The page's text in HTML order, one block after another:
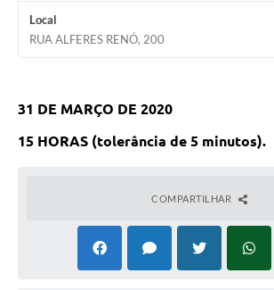
Local
RUA ALFERES RENÓ, 200
31 DE MARÇO DE 2020
15 HORAS (tolerância de 5 minutos).
COMPARTILHAR